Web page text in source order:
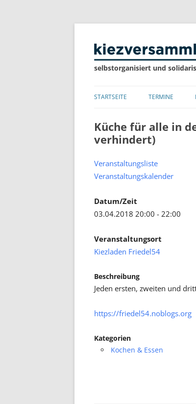
selbstorganisiert und
STARTSEITE TERMINE
KALENDER
Küche für alle in
verhindert)
Veranstaltungsliste
Veranstaltungskalender
Datum/Zeit
03.04.2018 20:00 - 22:00
Veranstaltungsort
Kiezladen Friedel54
Beschreibung
Jeden ersten, zweiten und
https://friedel54.noblogs.org
Kategorien
Kochen & Essen